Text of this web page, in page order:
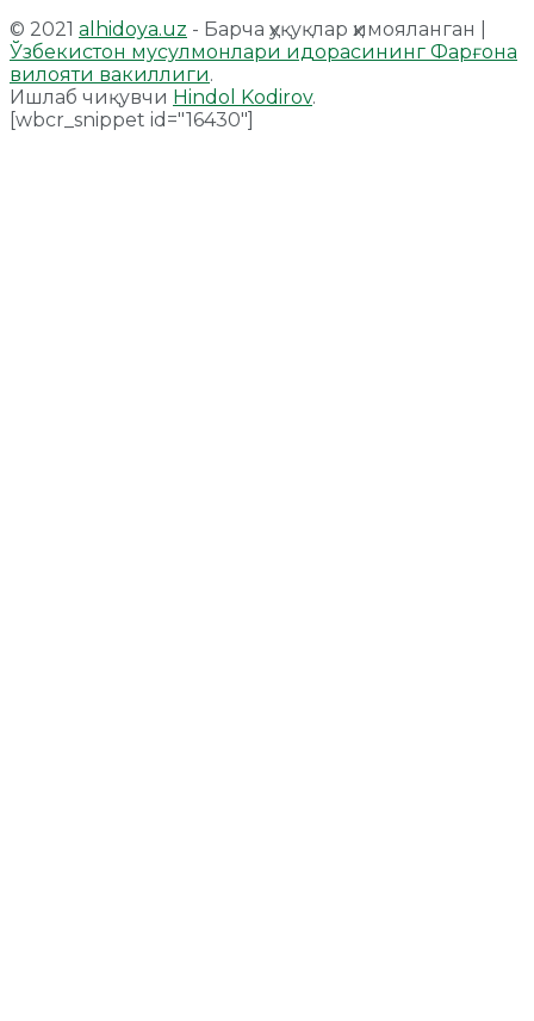
© 2021 alhidoya.uz - Барча ҳуқуқлар ҳимояланган |
Ўзбекистон мусулмонлари идорасининг Фарғона
вилояти вакиллиги.
Ишлаб чиқувчи Hindol Kodirov.
[wbcr_snippet id="16430"]